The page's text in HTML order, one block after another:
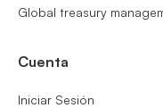
Global treasury
Cuenta
Iniciar Sesión